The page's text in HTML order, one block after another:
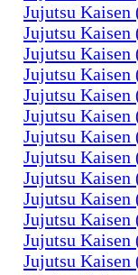
Jujutsu Kaisen
Jujutsu Kaisen
Jujutsu Kaisen
Jujutsu Kaisen
Jujutsu Kaisen
Jujutsu Kaisen
Jujutsu Kaisen
Jujutsu Kaisen
Jujutsu Kaisen
Jujutsu Kaisen
Jujutsu Kaisen
Jujutsu Kaisen
Jujutsu Kaisen